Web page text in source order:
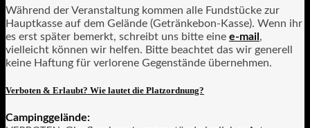
Während der Veranstaltung kommen alle Fundstücke zur
Hauptkasse auf dem Gelände (Getränkebon-Kasse). Wenn ihr
es erst später bemerkt, schreibt uns bitte eine e-mail ,
vielleicht können wir helfen. Bitte beachtet das wir generell
keine Haftung für verlorene Gegenstände übernehmen.
Verboten & Erlaubt? Wie lautet die Platzordnung?
Campinggelände: